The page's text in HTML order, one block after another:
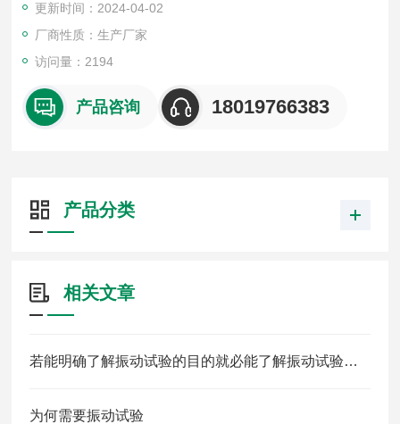
更新时间：2024-04-02
厂商性质：生产厂家
访问量：2194
产品咨询 18019766383
产品分类
相关文章
若能明确了解振动试验的目的就必能了解振动试验的必要性
为何需要振动试验